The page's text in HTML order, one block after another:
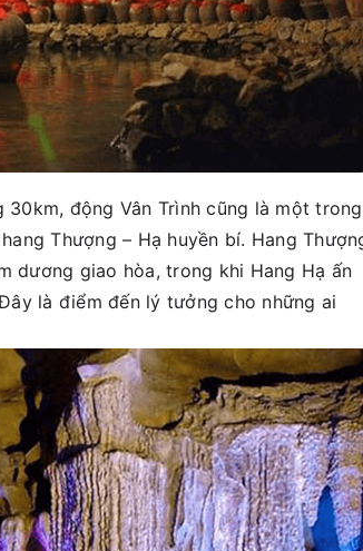
động Vân Trình cũng là một trong
Thượng – Hạ huyền bí. Hang
dương giao hòa, trong khi Hang Hạ ấn
là điểm đến lý tưởng cho những ai